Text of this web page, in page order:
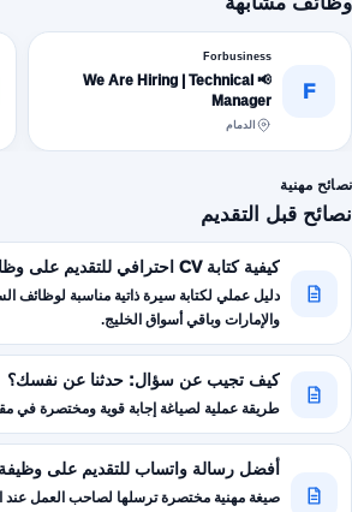
F
Forbusiness
📢 We Are Hiring | Technical
Manager
الدمام
نصائح مهنية
نصائح قبل التقديم
كيفية كتابة CV احترافي للتقديم على وظائف الخليج
دليل عملي لكتابة سيرة ذاتية مناسبة لوظائف
والإمارات وباقي أسواق الخليج.
كيف تجيب عن سؤال: حدثنا عن نفسك؟
طريقة عملية لصياغة إجابة قوية ومختصرة في
أفضل رسالة واتساب للتقديم على وظيفة
صيغة مهنية مختصرة ترسلها لصاحب العمل عند